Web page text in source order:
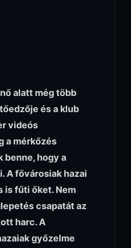
alatt még több
és a klub
videós
a mérkőzés
benne, hogy a
A fővárosiak hazai
is fűti őket. Nem
csapatát az
harc. A
győzelme